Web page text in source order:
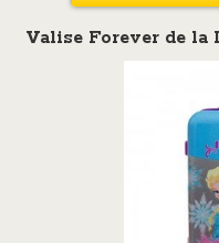
Valise Forever de la